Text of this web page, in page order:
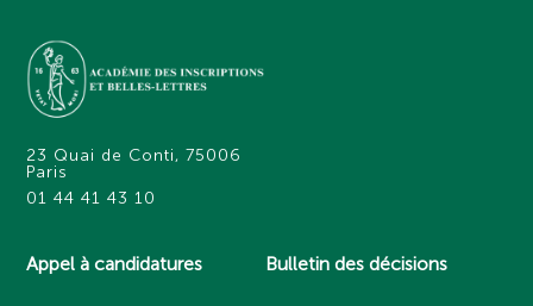
23 Quai de Conti, 75006
Paris
01 44 41 43 10
Appel à candidatures Bulletin des décisions